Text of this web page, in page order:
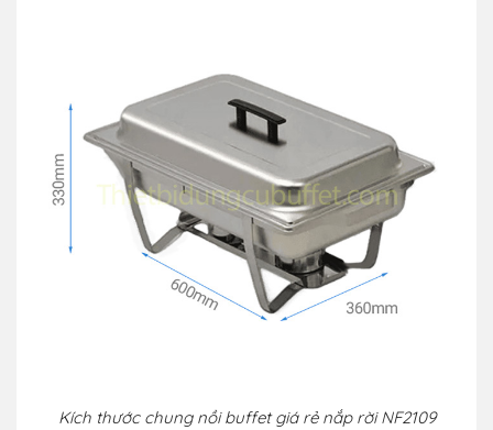
Kích thước chung nồi buffet giá rẻ nắp rời NF2109